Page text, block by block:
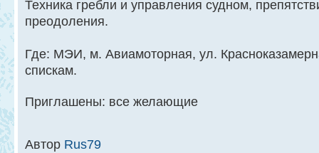
Техника гребли и управления судном,
преодоления.
Где: МЭИ, м. Авиамоторная, ул.
спискам.
Приглашены: все желающие
Автор Rus79